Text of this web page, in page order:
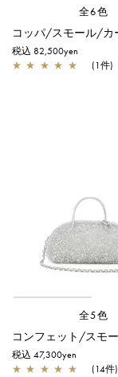
全6色
税込 82,500yen
★ ★ ★ ★ ★ (1件)
全5色
税込 47,300yen
★ ★ ★ ★ ★ (14件)